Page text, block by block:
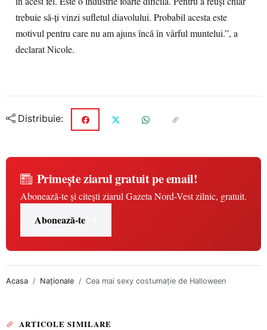
trebuie să-ţi vinzi sufletul diavolului. Probabil acesta este
motivul pentru care nu am ajuns încă în vârful muntelui.”, a
declarat Nicole.
Distribuie:
Primește ziarul gratuit pe email!
Abonează-te și citești ziarul Gazeta Nord-Vest zilnic, gratuit.
Abonează-te
Acasa Naționale Cea mai sexy costumaţie de Halloween
ARTICOLE SIMILARE